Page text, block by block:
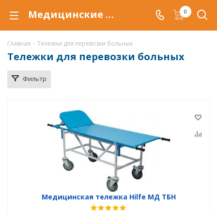
Медицинские тележки купить по низкой цене в Уфе, для перемещения больных внутри больничных помещений 0
Главная - Тележки для перевозки больных
Тележки для перевозки больных
Фильтр
Медицинская тележка Hilfe МД ТБН